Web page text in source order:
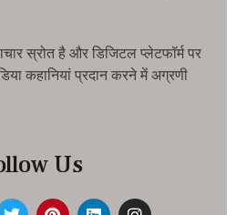
स्रोत है और डिजिटल प्लेटफॉर्म पर
कहानियां प्रदान करने में अग्रणी
Us